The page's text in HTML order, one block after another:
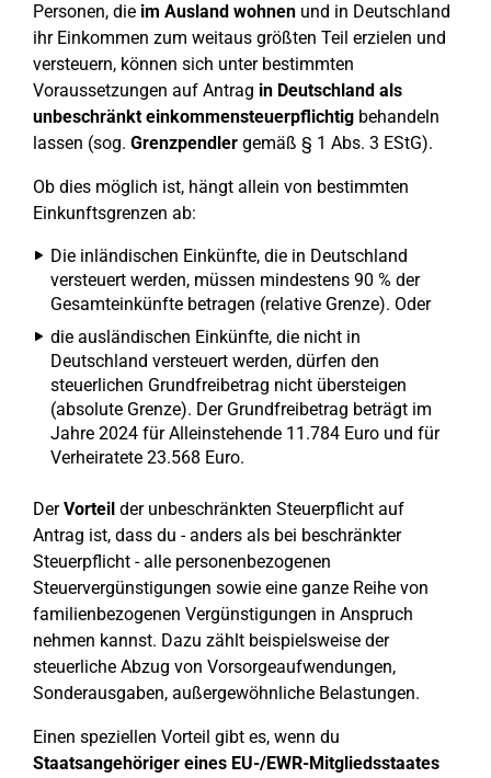
Personen, die im Ausland wohnen und in Deutschland
ihr Einkommen zum weitaus größten Teil erzielen und
versteuern, können sich unter bestimmten
Voraussetzungen auf Antrag in Deutschland als
unbeschränkt einkommensteuerpflichtig behandeln
lassen (sog. Grenzpendler gemäß § 1 Abs. 3 EStG).
Ob dies möglich ist, hängt allein von bestimmten
Einkunftsgrenzen ab:
Die inländischen Einkünfte, die in Deutschland
versteuert werden, müssen mindestens 90 % der
Gesamteinkünfte betragen (relative Grenze). Oder
die ausländischen Einkünfte, die nicht in
Deutschland versteuert werden, dürfen den
steuerlichen Grundfreibetrag nicht übersteigen
(absolute Grenze). Der Grundfreibetrag beträgt im
Jahre 2024 für Alleinstehende 11.784 Euro und für
Verheiratete 23.568 Euro.
DerVorteil der unbeschränkten Steuerpflicht auf
Antrag ist, dass du - anders als bei beschränkter
Steuerpflicht - alle personenbezogenen
Steuervergünstigungen sowie eine ganze Reihe von
familienbezogenen Vergünstigungen in Anspruch
nehmen kannst. Dazu zählt beispielsweise der
steuerliche Abzug von Vorsorgeaufwendungen,
Sonderausgaben, außergewöhnliche Belastungen.
Einen speziellen Vorteil gibt es, wenn du
Staatsangehöriger eines EU-/EWR-Mitgliedsstaates